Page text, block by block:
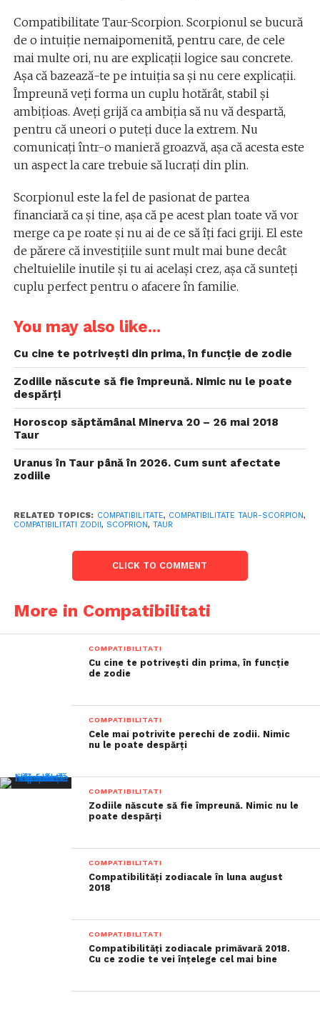
Compatibilitate Taur-Scorpion. Scorpionul se bucură
de o intuiție nemaipomenită, pentru care, de cele
mai multe ori, nu are explicații logice sau concrete.
Așa că bazează-te pe intuiția sa și nu cere explicații.
Împreună veți forma un cuplu hotărât, stabil și
ambițioas. Aveți grijă ca ambiția să nu vă despartă,
pentru că uneori o puteți duce la extrem. Nu
comunicați într-o manieră groazvă, așa că acesta este
un aspect la care trebuie să lucrați din plin.
Scorpionul este la fel de pasionat de partea
financiară ca și tine, așa că pe acest plan toate vă vor
merge ca pe roate și nu ai de ce să îți faci griji. El este
de părere că investițiile sunt mult mai bune decât
cheltuielile inutile și tu ai același crez, așa că sunteți
cuplu perfect pentru o afacere în familie.
You may also like...
Cu cine te potrivești din prima, în funcție de zodie
Zodiile născute să fie împreună. Nimic nu le poate
despărți
Horoscop săptămânal Minerva 20 – 26 mai 2018
Taur
Uranus în Taur până în 2026. Cum sunt afectate
zodiile
RELATED TOPICS: COMPATIBILITATE, COMPATIBILITATE TAUR-SCORPION,
COMPATIBILITATI ZODII, SCOPRION, TAUR
CLICK TO COMMENT
More in Compatibilitati
COMPATIBILITATI
Cu cine te potrivești din prima, în funcție
de zodie
COMPATIBILITATI
Cele mai potrivite perechi de zodii. Nimic
nu le poate despărți
COMPATIBILITATI
Zodiile născute să fie împreună. Nimic nu le
poate despărți
COMPATIBILITATI
Compatibilități zodiacale în luna august
2018
COMPATIBILITATI
Compatibilități zodiacale primăvară 2018.
Cu ce zodie te vei înțelege cel mai bine